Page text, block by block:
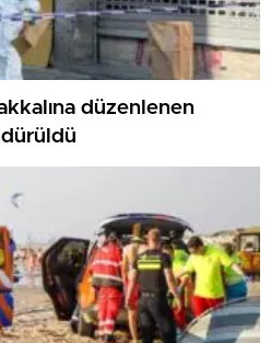
düzenlenen